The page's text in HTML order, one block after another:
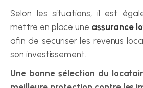
Selon les situations, il est
mettre en place une assurance
afin de sécuriser les revenus
son investissement.
Une bonne sélection du